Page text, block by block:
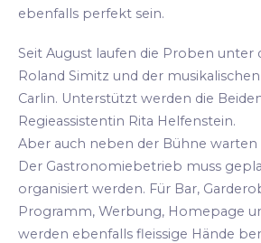
ebenfalls perfekt sein.
Seit August laufen die Proben unter
Roland Simitz und der
Carlin. Unterstützt werden die
Regieassistentin Rita Helfenstein.
Aber auch neben der Bühne warten
Der Gastronomiebetrieb muss
organisiert werden. Für Bar,
Programm, Werbung, Homepage
werden ebenfalls fleissige Hände